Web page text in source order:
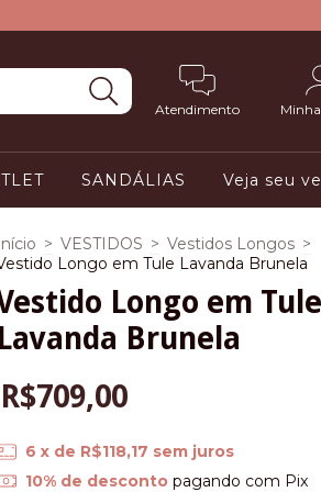
Atendimento
SANDÁLIAS Veja seu
> VESTIDOS > Vestidos Longos >
Longo em Tule Lavanda Brunela
Longo em Tule
Lavanda Brunela
R$709,00
6 x de R$118,17 sem juros
10% de desconto pagando com Pix